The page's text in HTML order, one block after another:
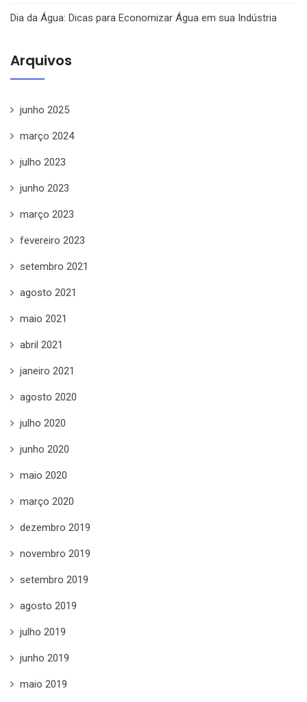
Dia da Água: Dicas para Economizar Água em sua Indústria
Arquivos
junho 2025
março 2024
julho 2023
junho 2023
março 2023
fevereiro 2023
setembro 2021
agosto 2021
maio 2021
abril 2021
janeiro 2021
agosto 2020
julho 2020
junho 2020
maio 2020
março 2020
dezembro 2019
novembro 2019
setembro 2019
agosto 2019
julho 2019
junho 2019
maio 2019